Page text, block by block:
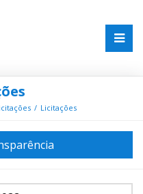
Licitações